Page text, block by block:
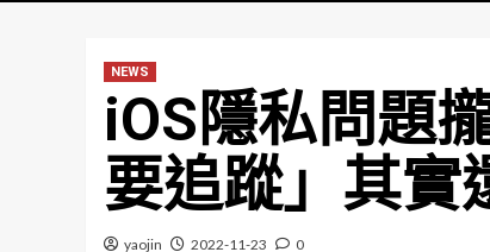
NEWS
iOS隱私問題
要追蹤」其實
yaojin 2022-11-23 0